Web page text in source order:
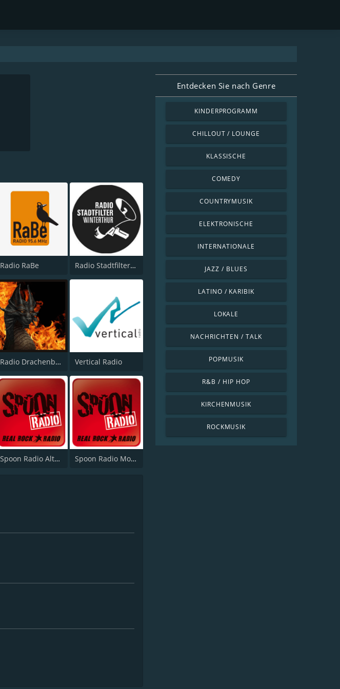
Radio RaBe Radio Stadtfilter 96.3 FM
Radio Drachenblut Vertical Radio
Spoon Radio Alternative Rock Spoon Radio Modern Rock
Entdecken Sie nach Genre
KINDERPROGRAMM
CHILLOUT / LOUNGE
KLASSISCHE
COMEDY
COUNTRYMUSIK
ELEKTRONISCHE
INTERNATIONALE
JAZZ / BLUES
LATINO / KARIBIK
LOKALE
NACHRICHTEN / TALK
POPMUSIK
R&B / HIP HOP
KIRCHENMUSIK
ROCKMUSIK